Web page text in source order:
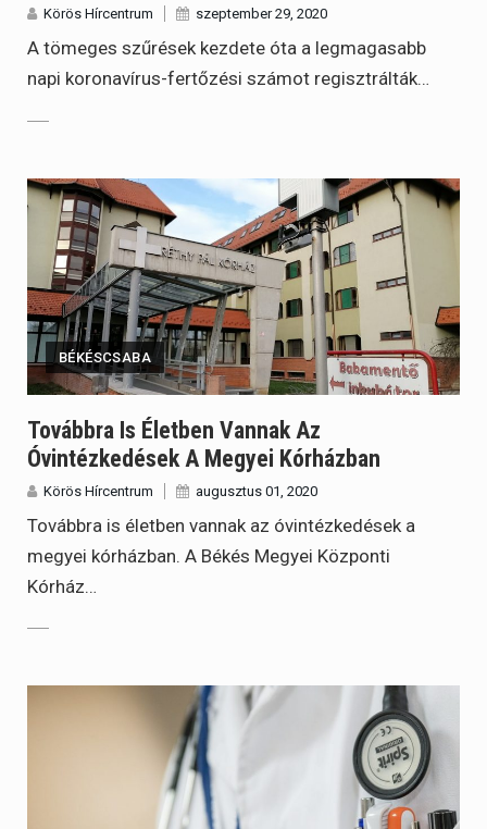
Körös Hírcentrum szeptember 29, 2020
A tömeges szűrések kezdete óta a legmagasabb
napi koronavírus-fertőzési számot regisztrálták…
BÉKÉSCSABA
Továbbra Is Életben Vannak Az
Óvintézkedések A Megyei Kórházban
Körös Hírcentrum augusztus 01, 2020
Továbbra is életben vannak az óvintézkedések a
megyei kórházban. A Békés Megyei Központi
Kórház…